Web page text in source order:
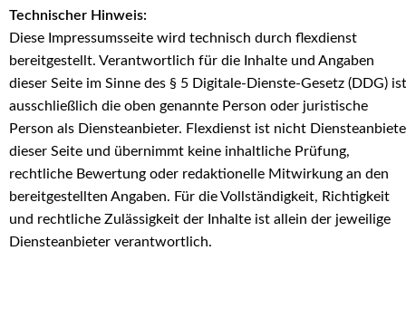
Technischer Hinweis:
Diese Impressumsseite wird technisch durch flexdienst
bereitgestellt. Verantwortlich für die Inhalte und Angaben
dieser Seite im Sinne des § 5 Digitale-Dienste-Gesetz (DDG) ist
ausschließlich die oben genannte Person oder juristische
Person als Diensteanbieter. Flexdienst ist nicht
dieser Seite und übernimmt keine inhaltliche Prüfung,
rechtliche Bewertung oder redaktionelle Mitwirkung an den
bereitgestellten Angaben. Für die Vollständigkeit, Richtigkeit
und rechtliche Zulässigkeit der Inhalte ist allein der jeweilige
Diensteanbieter verantwortlich.